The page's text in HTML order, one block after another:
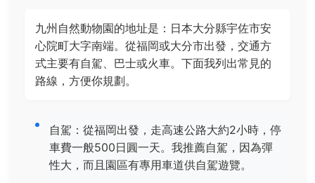
九州自然動物園的地址是：日本大分縣宇佐市安
心院町大字南端。從福岡或大分市出發，交通方
式主要有自駕、巴士或火車。下面我列出常見的
路線，方便你規劃。
自駕：從福岡出發，走高速公路大約2小時，停
車費一般500日圓一天。我推薦自駕，因為彈
性大，而且園區有專用車道供自駕遊覽。